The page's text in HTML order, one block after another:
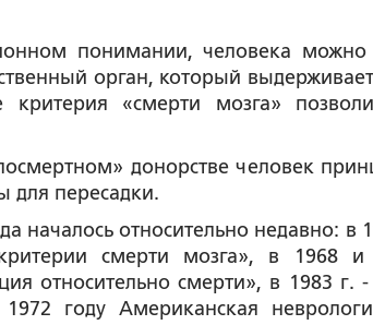
понимании, человека можно
орган, который
«смерти мозга»
донорстве человек
для пересадки.
началось относительно недавно:
критерии смерти мозга», в 1968
относительно смерти», в 1983 г.
году Американская